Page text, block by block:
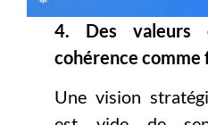
4. Des
cohérence
Une vision